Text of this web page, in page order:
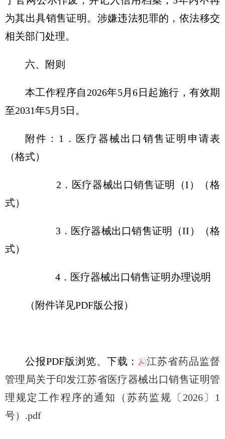
为其出具销售证明。涉嫌违法犯罪的，依法移交
相关部门处理。
六、附则
本工作程序自2026年5月6日起施行，有效期
至2031年5月5日。
附件：1．医疗器械出口销售证明申请表
（格式）
2．医疗器械出口销售证明（I）（格
式）
3．医疗器械出口销售证明（II）（格
式）
4．医疗器械出口销售证明办理说明
（附件详见PDF版公报）
公报PDF版浏览、下载：
江苏省药品监督
管理局关于印发江苏省医疗器械出口销售证明管
理规定工作程序的通知（苏药监规〔2026〕1
号）.pdf